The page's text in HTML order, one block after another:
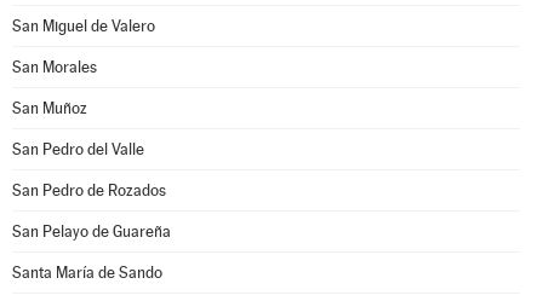
San Miguel de Valero
San Morales
San Muñoz
San Pedro del Valle
San Pedro de Rozados
San Pelayo de Guareña
Santa María de Sando